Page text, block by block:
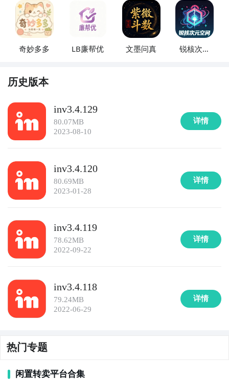
奇妙多多 LB廉帮优 文墨问真
锐核次元
历史版本
inv3.4.129
80.07MB
2023-08-10
详情
inv3.4.120
80.69MB
2023-01-28
详情
inv3.4.119
78.62MB
2022-09-22
详情
inv3.4.118
79.24MB
2022-06-29
详情
热门专题
闲置转卖平台合集